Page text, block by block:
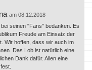
am 08.12.2018
seinen "Fans" bedanken. Es
Freude am Einsatz der
Wir hoffen, dass wir auch im
Das Lob ist natürlich eine
Dank dafür. Allen eine